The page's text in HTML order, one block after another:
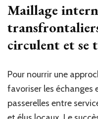
Maillage
circulent et se
Pour nourrir une
favoriser les échanges
passerelles entre